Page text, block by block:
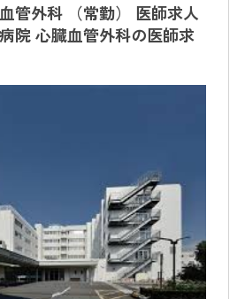
管外科 （常勤） 医師求人
院 心臓血管外科の医師求